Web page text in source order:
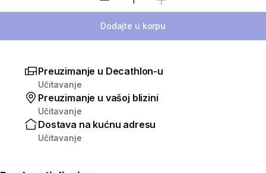
Izaberi količinu
Dodajte u korpu
Preuzimanje u Decathlon-u
Učitavanje
Preuzimanje u vašoj blizini
Učitavanje
Dostava na kućnu adresu
Učitavanje